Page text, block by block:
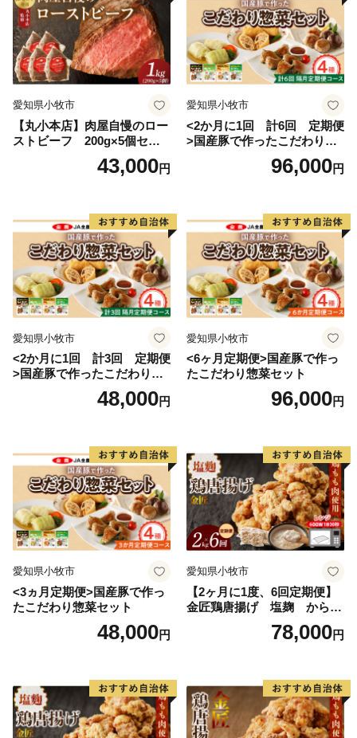
愛知県小牧市
【丸小本店】肉屋自慢のロー
ストビーフ 200g×5個セッ
43,000円
愛知県小牧市
<2か月に1回 計6回 定期便
>国産豚で作ったこだわり惣
96,000円
愛知県小牧市
<2か月に1回 計3回 定期便
>国産豚で作ったこだわり惣
48,000円
愛知県小牧市
<6ヶ月定期便>国産豚で作っ
たこだわり惣菜セット
96,000円
愛知県小牧市
<3ヵ月定期便>国産豚で作っ
たこだわり惣菜セット
48,000円
愛知県小牧市
【2ヶ月に1度、6回定期便】
金匠鶏唐揚げ 塩麹 からあ
78,000円